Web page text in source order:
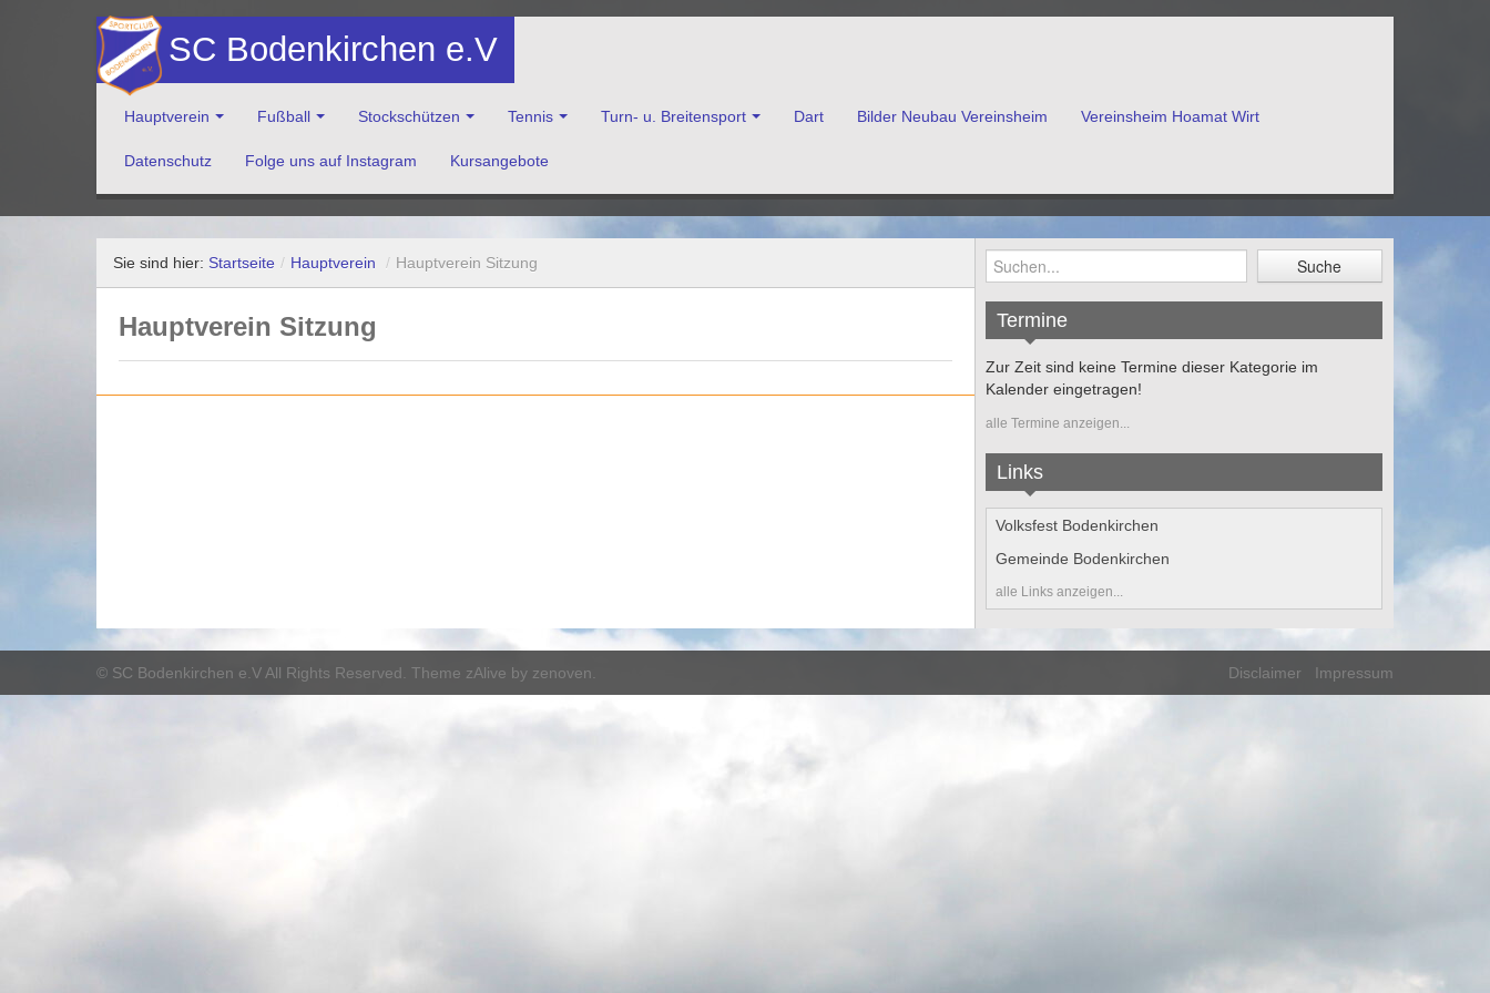
SC Bodenkirchen e.V
Hauptverein Fußball Stockschützen Tennis Turn- u. Breitensport Dart Bilder Neubau Vereinsheim Vereinsheim Hoamat Wirt
Datenschutz Folge uns auf Instagram
Kursangebote
Sie sind hier: Startseite / Hauptverein / Hauptverein Sitzung
Hauptverein Sitzung Termine
Zur Zeit sind keine Termine dieser Kategorie im
Kalender eingetragen!
alle Termine anzeigen...
Links
Volksfest Bodenkirchen
Gemeinde Bodenkirchen
alle Links anzeigen...
© SC Bodenkirchen e.V All Rights Reserved. Theme zAlive by zenoven Disclaimer Impressum